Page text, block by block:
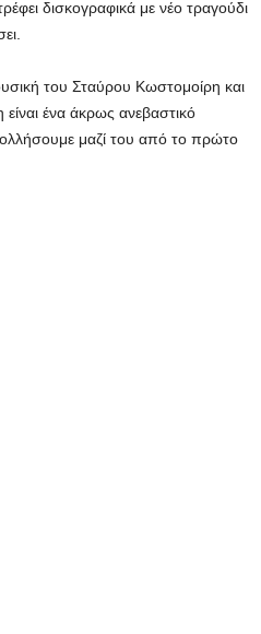
δισκογραφικά με νέο τραγούδι
του Σταύρου Κωστομοίρη και
ένα άκρως ανεβαστικό
μαζί του από το πρώτο